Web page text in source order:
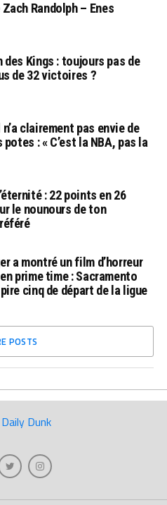
Randolph – Enes
des Kings : toujours pas de
de 32 victoires ?
clairement pas envie de
: « C’est la NBA, pas la
: 22 points en 26
le nounours de ton
a montré un film d’horreur
prime time : Sacramento
cinq de départ de la ligue
POSTS